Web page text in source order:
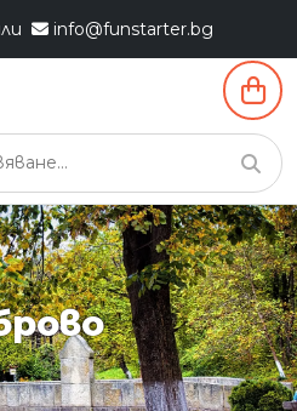
info@funstarter.bg